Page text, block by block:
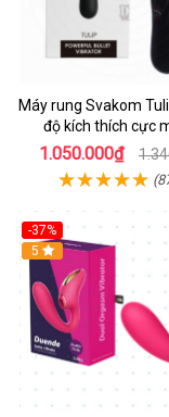
Máy rung Svakom
độ kích thích cực
1.050.000₫
-37%
Hot
5